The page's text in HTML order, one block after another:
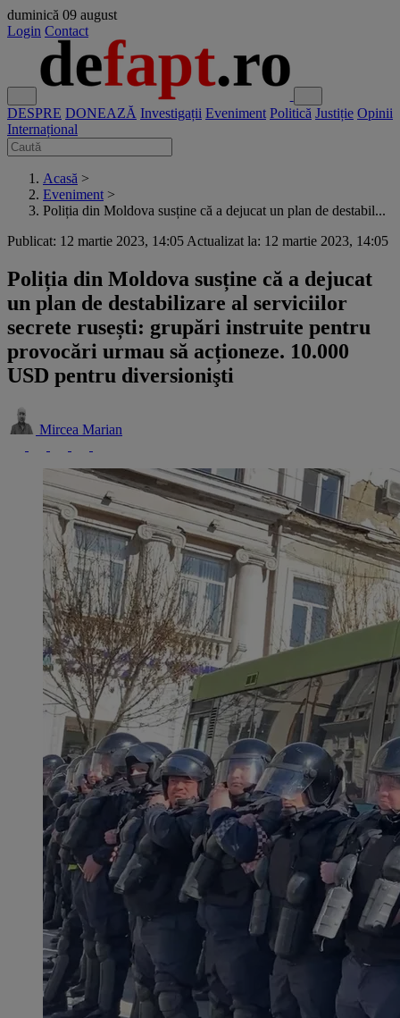
duminică 09 august
Login Contact
DESPRE DONEAZĂ Investigații Eveniment Politică Justiție Opinii
Internațional
Acasă >
Eveniment >
Poliția din Moldova susține că a dejucat un plan de destabil...
Publicat: 12 martie 2023, 14:05 Actualizat la: 12 martie 2023, 14:05
Poliția din Moldova susține că a dejucat
un plan de destabilizare al serviciilor
secrete rusești: grupări instruite pentru
provocări urmau să acționeze. 10.000
USD pentru diversionişti
Mircea Marian